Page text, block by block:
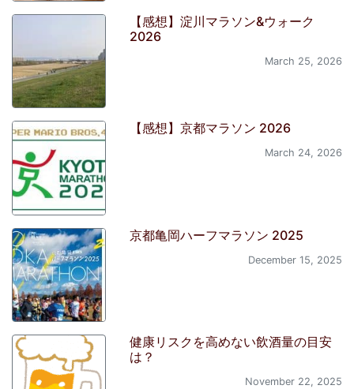
【感想】淀川マラソン&ウォーク
2026
March 25, 2026
【感想】京都マラソン 2026
March 24, 2026
京都亀岡ハーフマラソン 2025
December 15, 2025
健康リスクを高めない飲酒量の目安
は？
November 22, 2025